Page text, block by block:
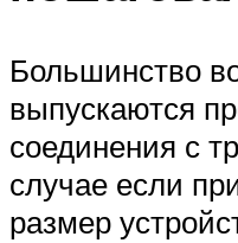
Большинство
выпускаются
соединения с
случае если
размер